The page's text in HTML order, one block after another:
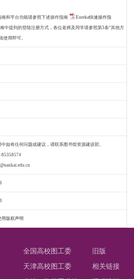
南和平台功能请参照下述操作指南 Eureka快速操作指
中提到的登陆注册方式，各位老师及同学请参照第3条“其他方
使用即可。
如有任何问题或建议，请联系图书馆资源建设部。
85358574
用版权声明
全国高校图工委 旧版
天津高校图工委 相关链接